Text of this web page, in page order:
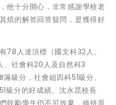
他十分開心，非常感謝學校老
煩的解答回答疑問，是獲得好
78人達頂標（國文科32人、
、社會科20人及自然科3
級分，社會組四科51級分、
級分的好成績。沈永昆校長